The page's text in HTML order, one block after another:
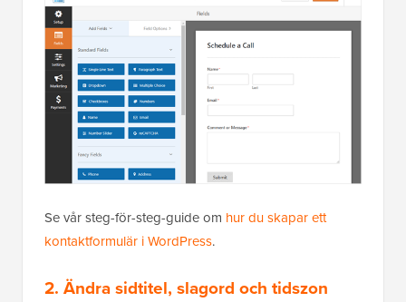
Se vår steg-för-steg-guide om hur du skapar ett
kontaktformulär i WordPress.
2. Ändra sidtitel, slagord och tidszon